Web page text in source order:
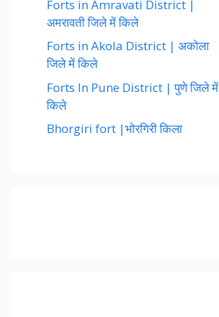
Forts in Amravati District |
अमरावती जिले में किले
Forts in Akola District | अकोला
जिले में किले
Forts In Pune District | पुणे जिले में
किले
Bhorgiri fort |भोरगिरी किला